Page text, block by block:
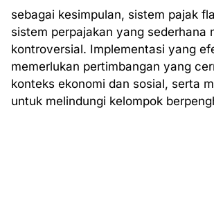
sebagai kesimpulan, sistem pajak
sistem perpajakan yang sederhana
kontroversial. Implementasi yang
memerlukan pertimbangan yang
konteks ekonomi dan sosial, serta
untuk melindungi kelompok